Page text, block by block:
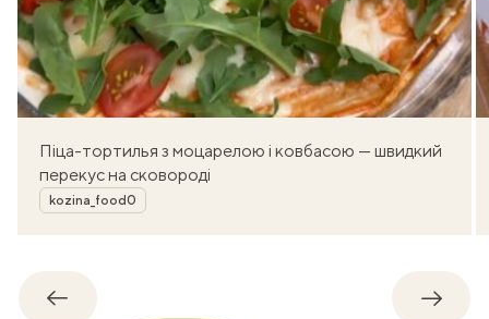
Піца-тортилья з моцарелою і ковбасою — швидкий
перекус на сковороді
Автор
kozina_food0
Назад